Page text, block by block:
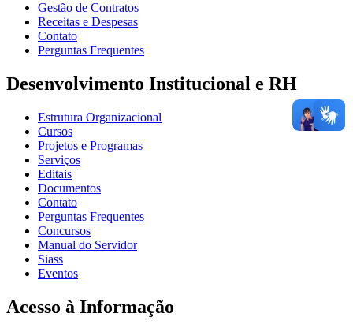
Gestão de Contratos
Receitas e Despesas
Contato
Perguntas Frequentes
Desenvolvimento Institucional e RH
Estrutura Organizacional
Cursos
Projetos e Programas
Serviços
Editais
Documentos
Contato
Perguntas Frequentes
Concursos
Manual do Servidor
Siass
Eventos
Acesso à Informação